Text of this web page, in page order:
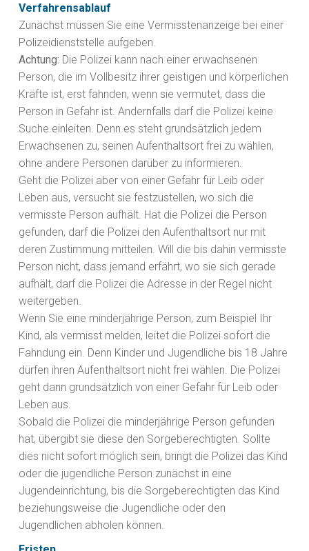
Verfahrensablauf
Zunächst müssen Sie eine Vermisstenanzeige bei einer
Polizeidienststelle aufgeben.
Achtung: Die Polizei kann nach einer erwachsenen
Person, die im Vollbesitz ihrer geistigen und körperlichen
Kräfte ist, erst fahnden, wenn sie vermutet, dass die
Person in Gefahr ist. Andernfalls darf die Polizei keine
Suche einleiten. Denn es steht grundsätzlich jedem
Erwachsenen zu, seinen Aufenthaltsort frei zu wählen,
ohne andere Personen darüber zu informieren.
Geht die Polizei aber von einer Gefahr für Leib oder
Leben aus, versucht sie festzustellen, wo sich die
vermisste Person aufhält. Hat die Polizei die Person
gefunden, darf die Polizei den Aufenthaltsort nur mit
deren Zustimmung mitteilen. Will die bis dahin vermisste
Person nicht, dass jemand erfährt, wo sie sich gerade
aufhält, darf die Polizei die Adresse in der Regel nicht
weitergeben.
Wenn Sie eine minderjährige Person, zum Beispiel Ihr
Kind, als vermisst melden, leitet die Polizei sofort die
Fahndung ein. Denn Kinder und Jugendliche bis 18 Jahre
dürfen ihren Aufenthaltsort nicht frei wählen. Die Polizei
geht dann grundsätzlich von einer Gefahr für Leib oder
Leben aus.
Sobald die Polizei die minderjährige Person gefunden
hat, übergibt sie diese den Sorgeberechtigten. Sollte
dies nicht sofort möglich sein, bringt die Polizei das Kind
oder die jugendliche Person zunächst in eine
Jugendeinrichtung, bis die Sorgeberechtigten das Kind
beziehungsweise die Jugendliche oder den
Jugendlichen abholen können.